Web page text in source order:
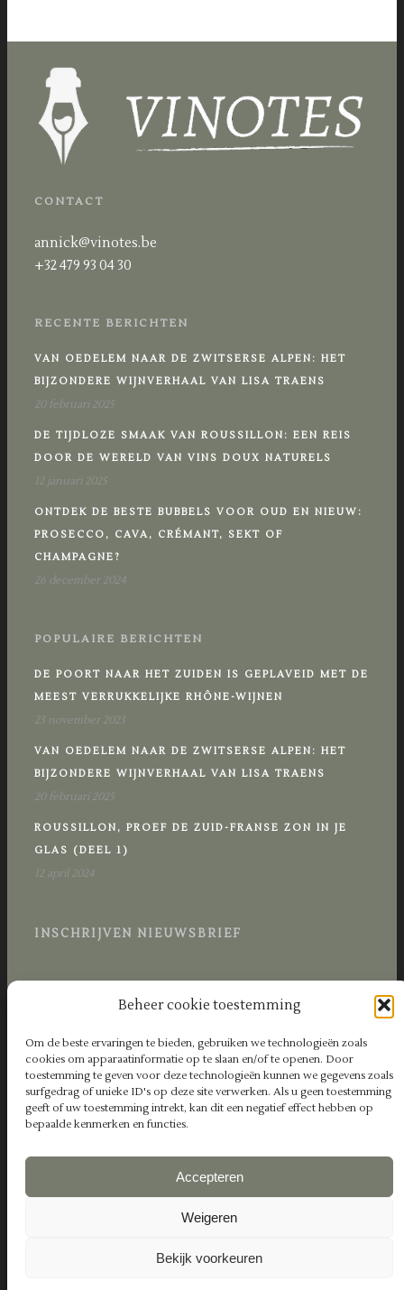
Beheer cookie toestemming
Om de beste ervaringen te bieden, gebruiken we technologieën zoals
cookies om apparaatinformatie op te slaan en/of te openen. Door
toestemming te geven voor deze technologieën kunnen we gegevens zoals
surfgedrag of unieke ID's op deze site verwerken. Als u geen toestemming
geeft of uw toestemming intrekt, kan dit een negatief effect hebben op
bepaalde kenmerken en functies.
Accepteren
Weigeren
Bekijk voorkeuren
CONTACT
annick@vinotes.be
+32 479 93 04 30
RECENTE BERICHTEN
VAN OEDELEM NAAR DE ZWITSERSE ALPEN: HET
BIJZONDERE WIJNVERHAAL VAN LISA TRAENS
20 februari 2025
DE TIJDLOZE SMAAK VAN ROUSSILLON: EEN REIS
DOOR DE WERELD VAN VINS DOUX NATURELS
12 januari 2025
ONTDEK DE BESTE BUBBELS VOOR OUD EN NIEUW:
PROSECCO, CAVA, CRÉMANT, SEKT OF
CHAMPAGNE?
26 december 2024
POPULAIRE BERICHTEN
DE POORT NAAR HET ZUIDEN IS GEPLAVEID MET DE
MEEST VERRUKKELIJKE RHÔNE-WIJNEN
23 november 2023
VAN OEDELEM NAAR DE ZWITSERSE ALPEN: HET
BIJZONDERE WIJNVERHAAL VAN LISA TRAENS
20 februari 2025
ROUSSILLON, PROEF DE ZUID-FRANSE ZON IN JE
GLAS (DEEL 1)
12 april 2024
INSCHRIJVEN NIEUWSBRIEF